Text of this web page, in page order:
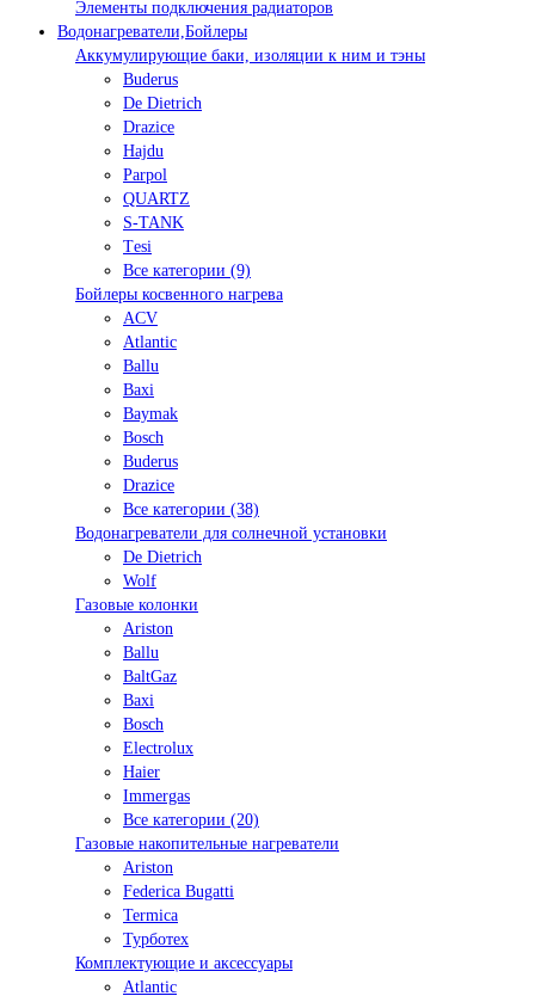
Элементы подключения радиаторов
Водонагреватели,Бойлеры
Аккумулирующие баки, изоляции к ним и тэны
Buderus
De Dietrich
Drazice
Hajdu
Parpol
QUARTZ
S-TANK
Tеsi
Все категории (9)
Бойлеры косвенного нагрева
ACV
Atlantic
Ballu
Baxi
Baymak
Bosch
Buderus
Drazice
Все категории (38)
Водонагреватели для солнечной установки
De Dietrich
Wolf
Газовые колонки
Ariston
Ballu
BaltGaz
Baxi
Bosсh
Electrolux
Haier
Immergas
Все категории (20)
Газовые накопительные нагреватели
Ariston
Federica Bugatti
Termica
Турботех
Комплектующие и аксессуары
Atlantic